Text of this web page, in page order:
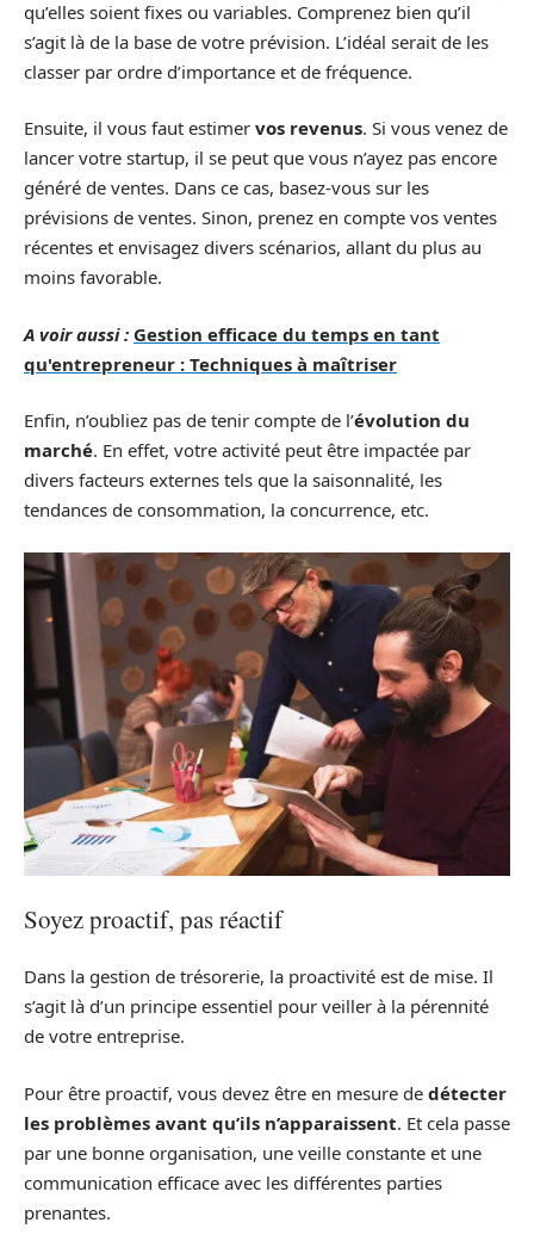
qu’elles soient fixes ou variables. Comprenez bien qu’il
s’agit là de la base de votre prévision. L’idéal serait de les
classer par ordre d’importance et de fréquence.
Ensuite, il vous faut estimer vos revenus. Si vous venez de
lancer votre startup, il se peut que vous n’ayez pas encore
généré de ventes. Dans ce cas, basez-vous sur les
prévisions de ventes. Sinon, prenez en compte vos ventes
récentes et envisagez divers scénarios, allant du plus au
moins favorable.
A voir aussi : Gestion efficace du temps en tant
qu'entrepreneur : Techniques à maîtriser
Enfin, n’oubliez pas de tenir compte de l’évolution du
marché. En effet, votre activité peut être impactée par
divers facteurs externes tels que la saisonnalité, les
tendances de consommation, la concurrence, etc.
Soyez proactif, pas réactif
Dans la gestion de trésorerie, la proactivité est de mise. Il
s’agit là d’un principe essentiel pour veiller à la pérennité
de votre entreprise.
Pour être proactif, vous devez être en mesure de détecter
les problèmes avant qu’ils n’apparaissent. Et cela passe
par une bonne organisation, une veille constante et une
communication efficace avec les différentes parties
prenantes.